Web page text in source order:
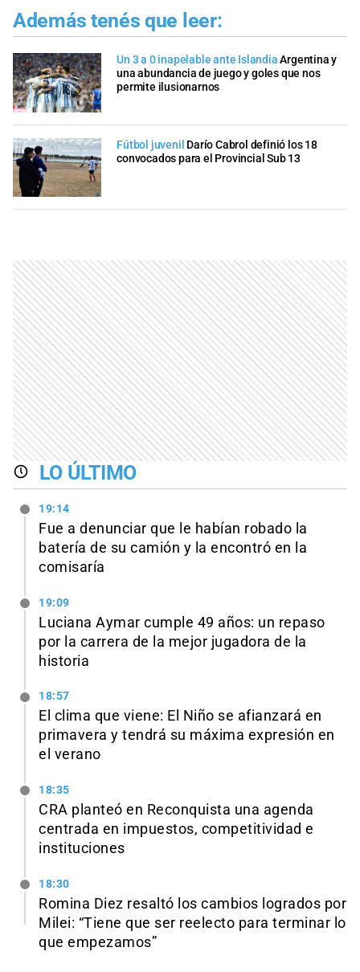
Además tenés que leer:
Un 3 a 0 inapelable ante Islandia Argentina y
una abundancia de juego y goles que nos
permite ilusionarnos
Fútbol juvenil Darío Cabrol definió los 18
convocados para el Provincial Sub 13
LO ÚLTIMO
19:14
Fue a denunciar que le habían robado la
batería de su camión y la encontró en la
comisaría
19:09
Luciana Aymar cumple 49 años: un repaso
por la carrera de la mejor jugadora de la
historia
18:57
El clima que viene: El Niño se afianzará en
primavera y tendrá su máxima expresión en
el verano
18:35
CRA planteó en Reconquista una agenda
centrada en impuestos, competitividad e
instituciones
18:30
Romina Diez resaltó los cambios logrados por
Milei: “Tiene que ser reelecto para terminar lo
que empezamos”